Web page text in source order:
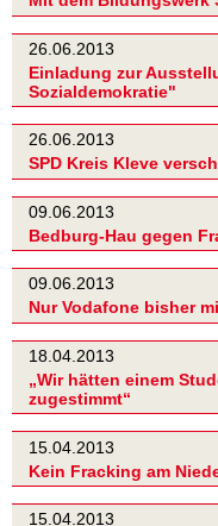
26.06.2013
Einladung zur
Sozialdemokratie"
26.06.2013
SPD Kreis Kleve
09.06.2013
Bedburg-Hau gegen
09.06.2013
Nur Vodafone bisher
18.04.2013
„Wir hätten einem
zugestimmt“
15.04.2013
Kein Fracking am
15.04.2013